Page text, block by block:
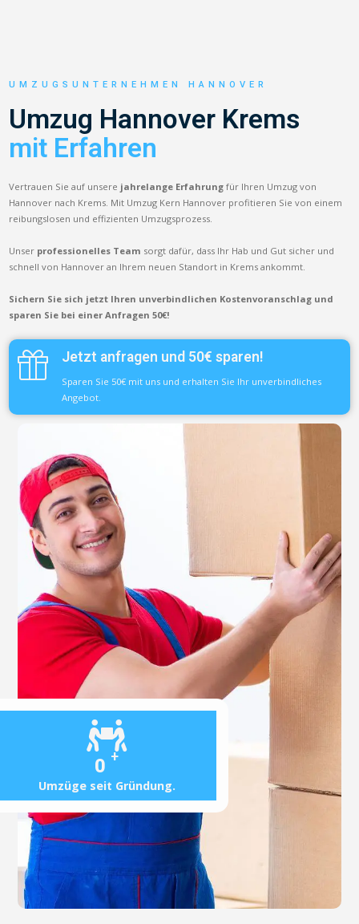
0 +
Umzüge seit Gründung.
UMZUGSUNTERNEHMEN HANNOVER
Umzug Hannover Krems
mit Erfahren
Vertrauen Sie auf unsere jahrelange Erfahrung für Ihren Umzug von
Hannover nach Krems. Mit Umzug Kern Hannover profitieren Sie von einem
reibungslosen und effizienten Umzugsprozess.
Unser professionelles Team sorgt dafür, dass Ihr Hab und Gut sicher und
schnell von Hannover an Ihrem neuen Standort in Krems ankommt.
Sichern Sie sich jetzt Ihren unverbindlichen Kostenvoranschlag und
sparen Sie bei einer Anfragen 50€!
Jetzt anfragen und 50€ sparen!
Sparen Sie 50€ mit uns und erhalten Sie Ihr unverbindliches
Angebot.